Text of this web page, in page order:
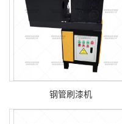
钢管刷漆机